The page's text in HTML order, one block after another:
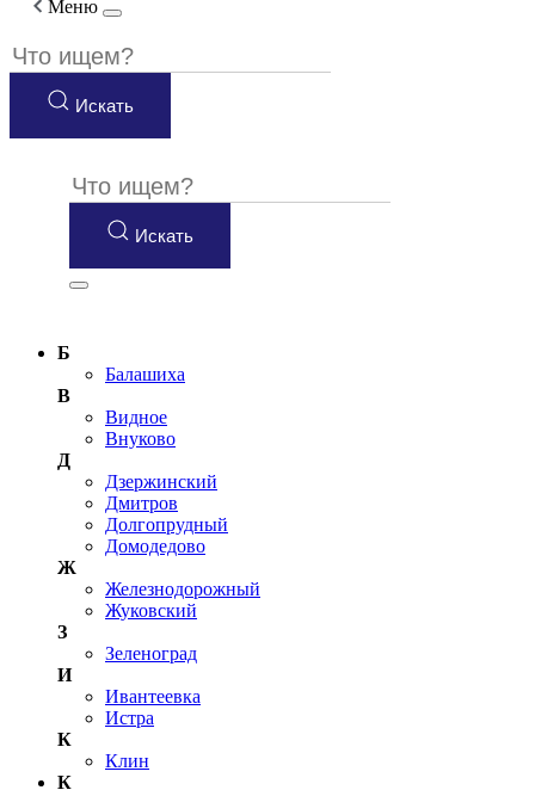
Меню
Искать
Искать
Б
Балашиха
В
Видное
Внуково
Д
Дзержинский
Дмитров
Долгопрудный
Домодедово
Ж
Железнодорожный
Жуковский
З
Зеленоград
И
Ивантеевка
Истра
К
Клин
К